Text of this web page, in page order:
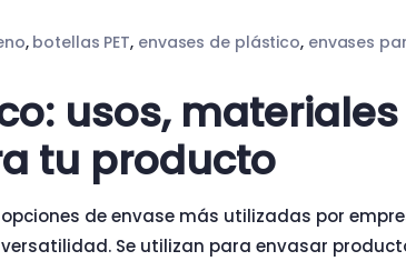
, botellas PET, envases de plástico, envases
usos,
tu producto
de envase más utilizadas por
Se utilizan para envasar